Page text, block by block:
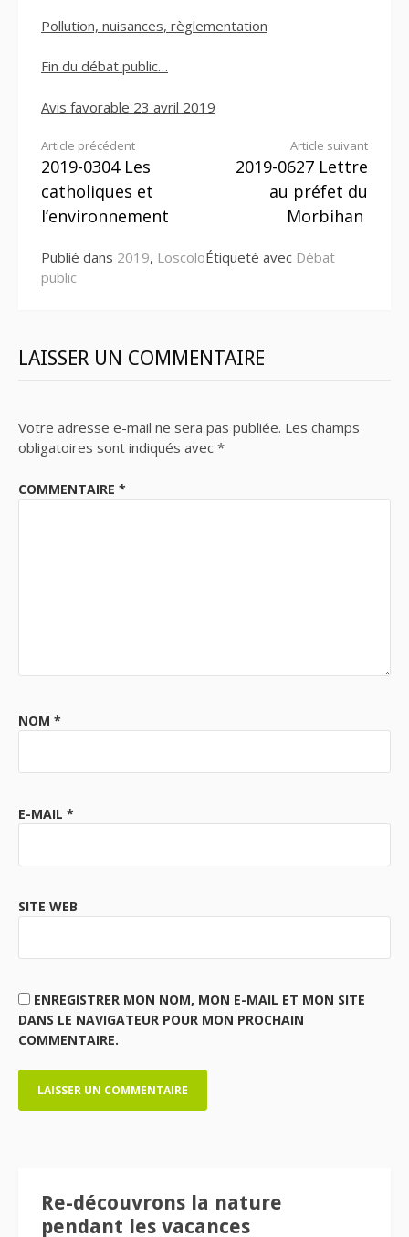
Pollution, nuisances, règlementation
Fin du débat public…
Avis favorable 23 avril 2019
Lire
la
suite
Article précédent
2019-0304 Les
catholiques et
l’environnement
Article suivant
2019-0627 Lettre
au préfet du
Morbihan
Publié dans 2019, LoscoloÉtiqueté avec Débat
public
LAISSER UN COMMENTAIRE
Votre adresse e-mail ne sera pas publiée. Les champs
obligatoires sont indiqués avec *
COMMENTAIRE *
NOM *
E-MAIL *
SITE WEB
ENREGISTRER MON NOM, MON E-MAIL ET MON SITE
DANS LE NAVIGATEUR POUR MON PROCHAIN
COMMENTAIRE.
Re-découvrons la nature
pendant les vacances